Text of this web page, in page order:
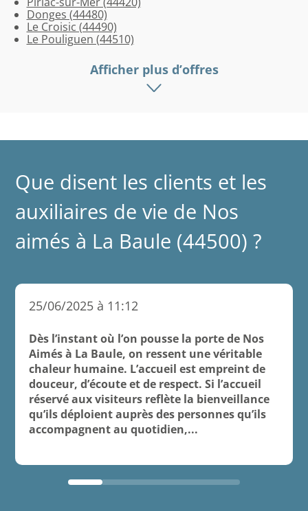
Donges (44480)
Le Croisic (44490)
Le Pouliguen (44510)
Afficher plus d’offres
Que disent les clients et les
auxiliaires de vie de Nos
aimés à La Baule (44500) ?
25/06/2025 à 11:12
Dès l’instant où l’on pousse la porte de Nos
Aimés à La Baule, on ressent une véritable
chaleur humaine. L’accueil est empreint de
douceur, d’écoute et de respect. Si l’accueil
réservé aux visiteurs reflète la bienveillance
qu’ils déploient auprès des personnes qu’ils
accompagnent au quotidien,...